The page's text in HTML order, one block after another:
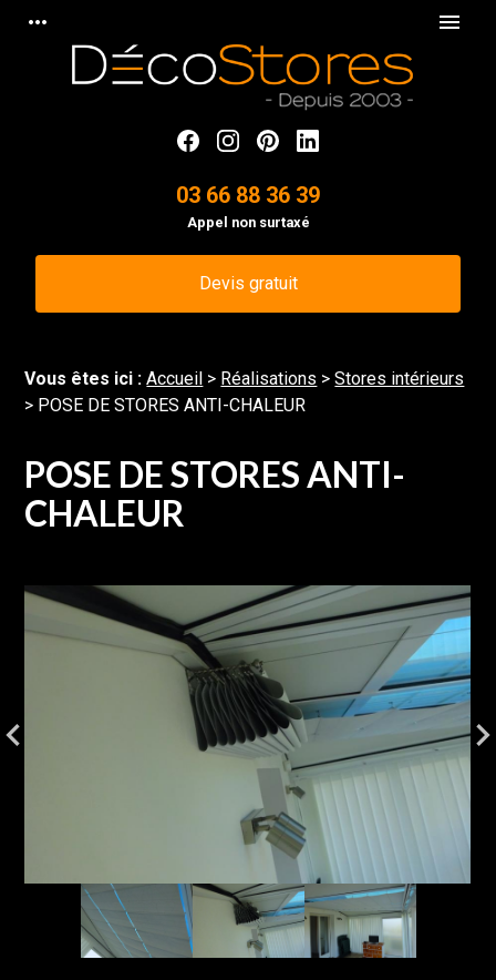
more_horiz menu
03 66 88 36 39
Appel non surtaxé
Devis gratuit
Vous êtes ici :Accueil > Réalisations >Stores intérieurs
> POSE DE STORES ANTI-CHALEUR
POSE DE STORES ANTI-
CHALEUR